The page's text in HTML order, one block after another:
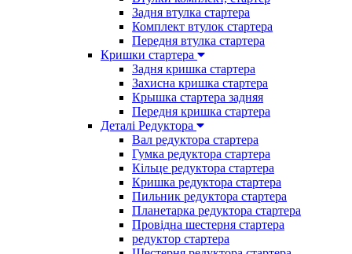
Задня втулка стартера
Комплект втулок стартера
Передня втулка стартера
Кришки стартера
Задня кришка стартера
Захисна кришка стартера
Крышка стартера задняя
Передня кришка стартера
Деталі Редуктора
Вал редуктора стартера
Гумка редуктора стартера
Кільце редуктора стартера
Кришка редуктора стартера
Пильник редуктора стартера
Планетарка редуктора стартера
Провідна шестерня стартера
редуктор стартера